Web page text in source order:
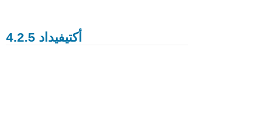
أكتيفيداد 4.2.5